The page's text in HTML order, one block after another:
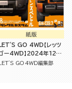
紙版
LET'S GO 4WD【レッツ
ー4WD】2024年12月
[雑誌]
LET'S GO 4WD編集部